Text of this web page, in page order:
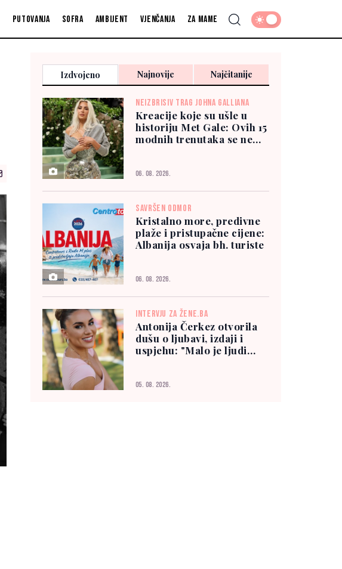
Putovanja Sofra Ambijent Vjenčanja Za mame
Izdvojeno Najnovije Najčitanije
NEIZBRISIV TRAG JOHNA GALLIANA
Kreacije koje su ušle u
historiju Met Gale: Ovih 15
modnih trenutaka se ne
06. 08. 2026.
SAVRŠEN ODMOR
Kristalno more, predivne
plaže i pristupačne cijene:
Albanija osvaja bh. turiste
06. 08. 2026.
INTERVJU ZA ŽENE.BA
Antonija Čerkez otvorila
dušu o ljubavi, izdaji i
uspjehu: "Malo je ljudi
05. 08. 2026.